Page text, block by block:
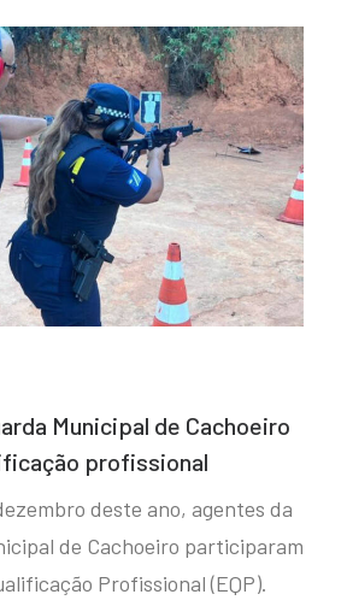
Municipal de Cachoeiro
profissional
deste ano, agentes da
de Cachoeiro participaram
Profissional (EQP).